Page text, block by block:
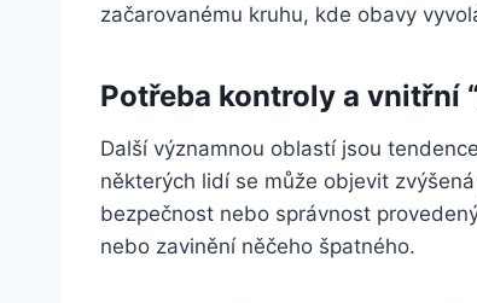
začarovanému kruhu, kde obavy
Potřeba kontroly a vnitřní
Další významnou oblastí jsou
některých lidí se může objevit
bezpečnost nebo správnost
nebo zavinění něčeho špatného.